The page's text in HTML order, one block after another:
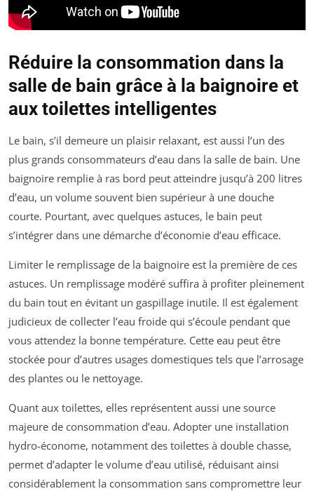
Réduire la consommation dans la
salle de bain grâce à la baignoire et
aux toilettes intelligentes
Le bain, s’il demeure un plaisir relaxant, est aussi l’un des
plus grands consommateurs d’eau dans la salle de bain. Une
baignoire remplie à ras bord peut atteindre jusqu’à 200 litres
d’eau, un volume souvent bien supérieur à une douche
courte. Pourtant, avec quelques astuces, le bain peut
s’intégrer dans une démarche d’économie d’eau efficace.
Limiter le remplissage de la baignoire est la première de ces
astuces. Un remplissage modéré suffira à profiter pleinement
du bain tout en évitant un gaspillage inutile. Il est également
judicieux de collecter l’eau froide qui s’écoule pendant que
vous attendez la bonne température. Cette eau peut être
stockée pour d’autres usages domestiques tels que l’arrosage
des plantes ou le nettoyage.
Quant aux toilettes, elles représentent aussi une source
majeure de consommation d’eau. Adopter une installation
hydro-économe, notamment des toilettes à double chasse,
permet d’adapter le volume d’eau utilisé, réduisant ainsi
considérablement la consommation sans compromettre leur